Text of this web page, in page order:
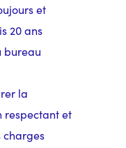
et
20 ans
bureau
la
respectant et
charges